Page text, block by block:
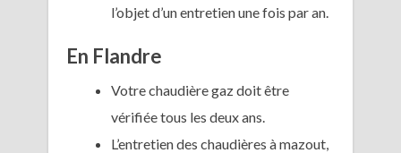
l’objet d’un entretien une fois par an.
En Flandre
Votre chaudière gaz doit être
vérifiée tous les deux ans.
L’entretien des chaudières à mazout,